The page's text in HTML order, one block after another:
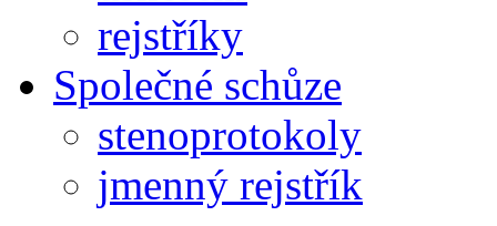
rejstříky
Společné schůze
stenoprotokoly
jmenný rejstřík